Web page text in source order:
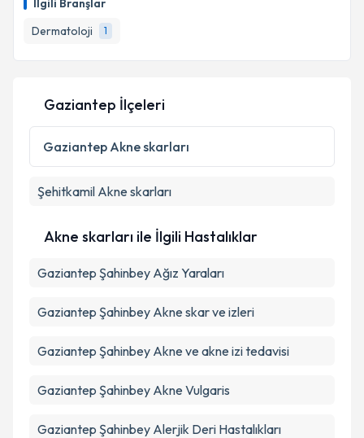
İlgili Branşlar
Dermatoloji
1
E-posta Adresiniz
Kişisel verilerimin işlenmesine ilişkin
Metni 'ni okudum ve kişisel verilerimin belirtilen
kapsamda işlenmesini kabul ediyorum.
Gaziantep İlçeleri
Gaziantep Akne skarları
Şehitkamil Akne skarları
Akne skarları ile İlgili Hastalıklar
Gaziantep Şahinbey Ağız Yaraları
Gaziantep Şahinbey Akne skar ve izleri
Gaziantep Şahinbey Akne ve akne izi tedavisi
Gaziantep Şahinbey Akne Vulgaris
Gaziantep Şahinbey Alerjik Deri Hastalıkları